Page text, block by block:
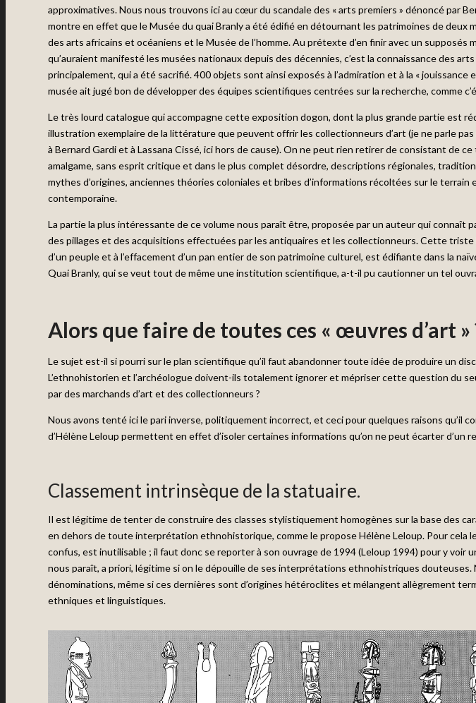
approximatives. Nous nous trouvons ici au cœur du scandale des « arts premiers » dénoncé par
montre en effet que le Musée du quai Branly a été édifié en détournant les patrimoines de deux
des arts africains et océaniens et le Musée de l’homme. Au prétexte d’en finir avec un supposés
qu’auraient manifesté les musées nationaux depuis des décennies, c’est la connaissance des
principalement, qui a été sacrifié. 400 objets sont ainsi exposés à l’admiration et à la «
musée ait jugé bon de développer des équipes scientifiques centrées sur la recherche, comme
Le très lourd catalogue qui accompagne cette exposition dogon, dont la plus grande partie est
illustration exemplaire de la littérature que peuvent offrir les collectionneurs d’art (je ne parle
à Bernard Gardi et à Lassana Cissé, ici hors de cause). On ne peut rien retirer de consistant de
amalgame, sans esprit critique et dans le plus complet désordre, descriptions régionales,
mythes d’origines, anciennes théories coloniales et bribes d’informations récoltées sur le terrain
contemporaine.
La partie la plus intéressante de ce volume nous paraît être, proposée par un auteur qui connaît
des pillages et des acquisitions effectuées par les antiquaires et les collectionneurs. Cette triste
d’un peuple et à l’effacement d’un pan entier de son patrimoine culturel, est édifiante dans la
Quai Branly, qui se veut tout de même une institution scientifique, a-t-il pu cautionner un tel
Alors que faire de toutes ces « œuvres d’art »
Le sujet est-il si pourri sur le plan scientifique qu’il faut abandonner toute idée de produire un
L’ethnohistorien et l’archéologue doivent-ils totalement ignorer et mépriser cette question du
par des marchands d’art et des collectionneurs ?
Nous avons tenté ici le pari inverse, politiquement incorrect, et ceci pour quelques raisons qu’il
d’Hélène Leloup permettent en effet d’isoler certaines informations qu’on ne peut écarter d’un
Classement intrinsèque de la statuaire.
Il est légitime de tenter de construire des classes stylistiquement homogènes sur la base des
en dehors de toute interprétation ethnohistorique, comme le propose Hélène Leloup. Pour cela
confus, est inutilisable ; il faut donc se reporter à son ouvrage de 1994 (Leloup 1994) pour y voir
nous paraît, a priori, légitime si on le dépouille de ses interprétations ethnohistriques douteuses.
dénominations, même si ces dernières sont d’origines hétéroclites et mélangent allègrement
ethniques et linguistiques.